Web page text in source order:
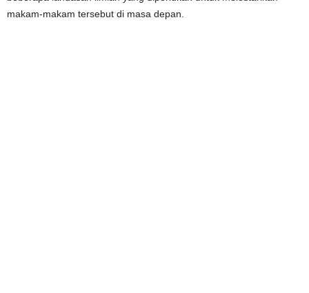
makam-makam tersebut di masa depan.